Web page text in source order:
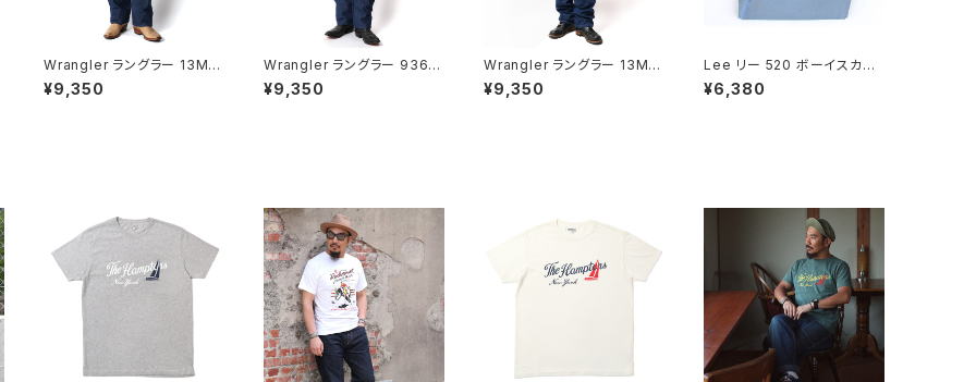
Wrangler ラングラー 13MW
ZR カウボーイジーンズ ノン
ウォッシュ
¥9,350
Wrangler ラングラー 936
スリムフィットジーンズ USコ
ットン 14.75oz リジッドデニ
¥9,350
Wrangler ラングラー 13MW
ZPW カウボーイジーンズ プ
レウォッシュド インディゴ
¥9,350
Lee リー 520 ボーイスカラ
ージーンズ ストレートレッグ
W25L29 1980's DEAD ST
¥6,380